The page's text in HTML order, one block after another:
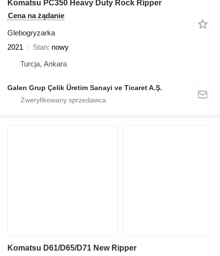
Komatsu PC350 Heavy Duty Rock Ripper
Cena na żądanie
Glebogryzarka
2021
Stan nowy
Turcja, Ankara
Galen Grup Çelik Üretim Sanayi ve Ticaret A.Ş.
Komatsu D61/D65/D71 New Ripper